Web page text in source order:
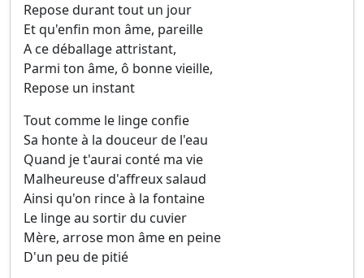
Repose durant tout un jour
Et qu'enfin mon âme, pareille
A ce déballage attristant,
Parmi ton âme, ô bonne vieille,
Repose un instant
Tout comme le linge confie
Sa honte à la douceur de l'eau
Quand je t'aurai conté ma vie
Malheureuse d'affreux salaud
Ainsi qu'on rince à la fontaine
Le linge au sortir du cuvier
Mère, arrose mon âme en peine
D'un peu de pitié